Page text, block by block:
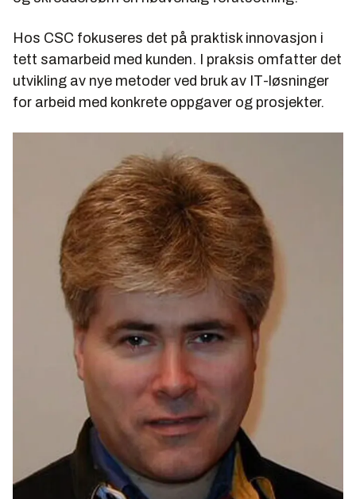
Hos CSC fokuseres det på praktisk innovasjon i
tett samarbeid med kunden. I praksis omfatter det
utvikling av nye metoder ved bruk av IT-løsninger
for arbeid med konkrete oppgaver og prosjekter.